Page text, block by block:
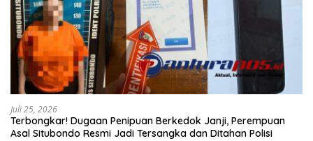
Juli 25, 2026
Terbongkar! Dugaan Penipuan Berkedok Janji, Perempuan
Asal Situbondo Resmi Jadi Tersangka dan Ditahan Polisi